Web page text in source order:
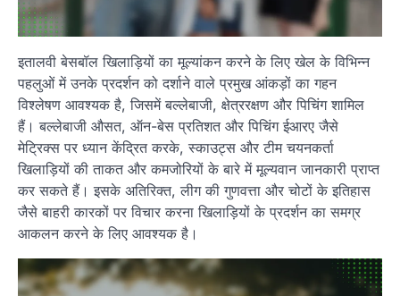
इतालवी बेसबॉल खिलाड़ियों का मूल्यांकन करने के लिए खेल के विभिन्न
पहलुओं में उनके प्रदर्शन को दर्शाने वाले प्रमुख आंकड़ों का गहन
विश्लेषण आवश्यक है, जिसमें बल्लेबाजी, क्षेत्ररक्षण और पिचिंग शामिल
हैं। बल्लेबाजी औसत, ऑन-बेस प्रतिशत और पिचिंग ईआरए जैसे
मेट्रिक्स पर ध्यान केंद्रित करके, स्काउट्स और टीम चयनकर्ता
खिलाड़ियों की ताकत और कमजोरियों के बारे में मूल्यवान जानकारी प्राप्त
कर सकते हैं। इसके अतिरिक्त, लीग की गुणवत्ता और चोटों के इतिहास
जैसे बाहरी कारकों पर विचार करना खिलाड़ियों के प्रदर्शन का समग्र
आकलन करने के लिए आवश्यक है।